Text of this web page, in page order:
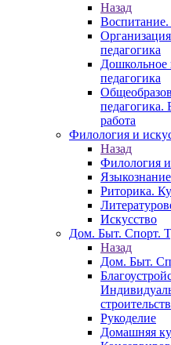
Назад
Воспитание.
педагогика
Дошкольное
педагогика
педагогика.
работа
Филология и
Назад
Филология и
Языкознание
Риторика.
Искусство
Дом. Быт. Спорт.
Назад
Дом. Быт.
Рукоделие
Домашняя